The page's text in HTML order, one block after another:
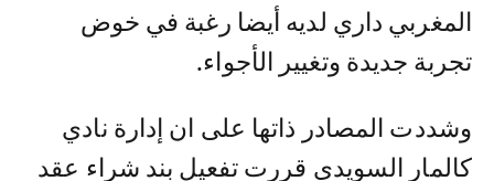
المغربي داري لديه أيضا رغبة في خوض
تجربة جديدة وتغيير الأجواء.
وشددت المصادر ذاتها على ان إدارة نادي
كالمار السويدي قررت تفعيل بند شراء عقد